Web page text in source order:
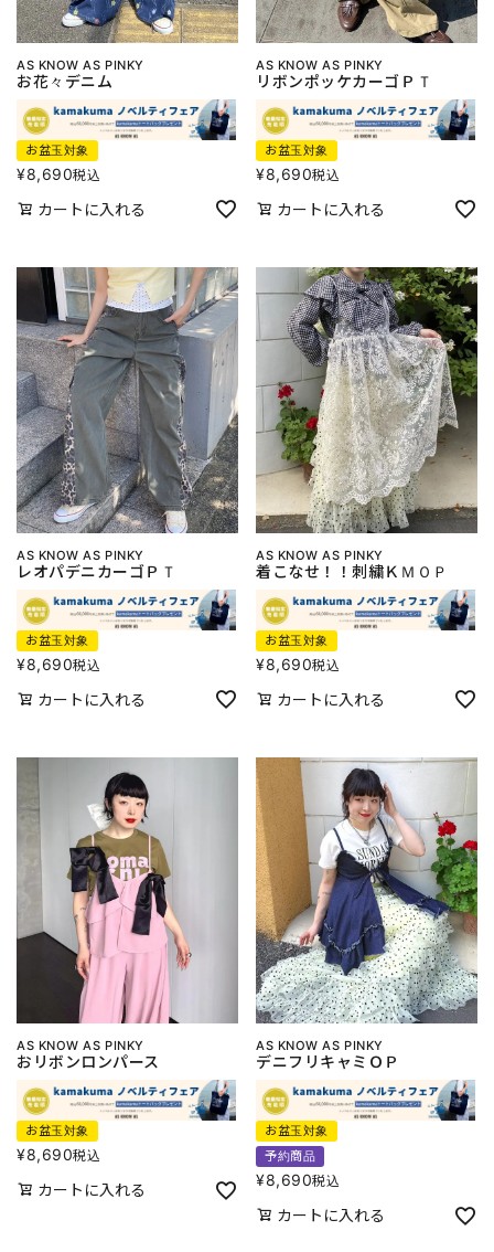
AS KNOW AS PINKY
お花々デニム
お盆玉対象
¥8,690税込
カートに入れる
AS KNOW AS PINKY
リボンポッケカーゴＰＴ
お盆玉対象
¥8,690税込
カートに入れる
AS KNOW AS PINKY
レオパデニカーゴＰＴ
お盆玉対象
¥8,690税込
カートに入れる
AS KNOW AS PINKY
着こなせ！！刺繍ＫＭＯＰ
お盆玉対象
¥8,690税込
カートに入れる
AS KNOW AS PINKY
おリボンロンパース
お盆玉対象
¥8,690税込
カートに入れる
AS KNOW AS PINKY
デニフリキャミＯＰ
お盆玉対象
予約商品
¥8,690税込
カートに入れる